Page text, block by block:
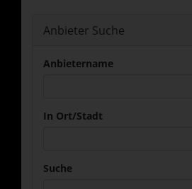
Anbieter Suche
Anbietername
In Ort/Stadt
Suche